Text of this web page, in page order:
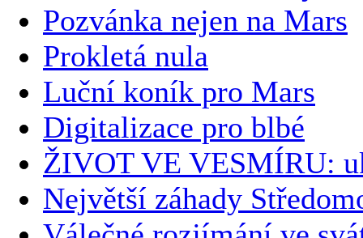
Pozvánka nejen na Mars
Prokletá nula
Luční koník pro Mars
Digitalizace pro blbé
ŽIVOT VE VESMÍRU:
Největší záhady